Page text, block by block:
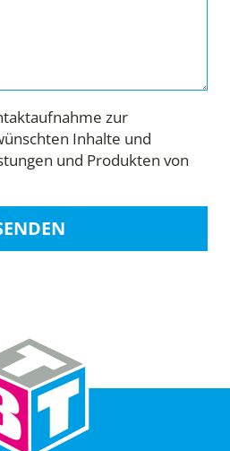
zur
Inhalte und
und Produkten von